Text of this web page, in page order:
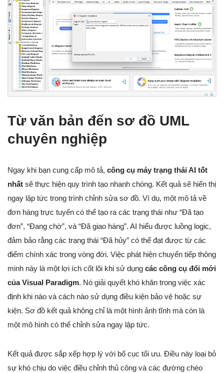
Từ văn bản đến sơ đồ UML
chuyên nghiệp
Ngay khi bạn cung cấp mô tả, công cụ máy trạng thái AI tốt
nhất sẽ thực hiện quy trình tạo nhanh chóng. Kết quả sẽ hiển thị
ngay lập tức trong trình chỉnh sửa sơ đồ. Ví dụ, một mô tả về
đơn hàng trực tuyến có thể tạo ra các trạng thái như “Đã tạo
đơn”, “Đang chờ”, và “Đã giao hàng”. AI hiểu được luồng logic,
đảm bảo rằng các trạng thái “Đã hủy” có thể đạt được từ các
điểm chính xác trong vòng đời. Việc phát hiện chuyển tiếp thông
minh này là một lợi ích cốt lõi khi sử dụng các công cụ đổi mới
của Visual Paradigm. Nó giải quyết khó khăn trong việc xác
định khi nào và cách nào sử dụng điều kiện bảo vệ hoặc sự
kiện. Sơ đồ kết quả không chỉ là một hình ảnh tĩnh mà còn là
một mô hình có thể chỉnh sửa ngay lập tức.
Kết quả được sắp xếp hợp lý với bố cục tối ưu. Điều này loại bỏ
sự khó chịu do việc điều chỉnh thủ công và các đường chéo